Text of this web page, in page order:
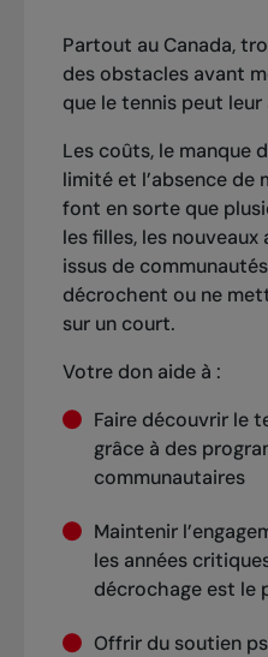
Partout au Canada,
des obstacles avant
que le tennis peut
Les coûts, le manque
limité et l’absence de
font en sorte que
les filles, les
issus de
décrochent ou ne
sur un court.
Votre don aide à :
Faire découvrir le
grâce à des
communautaires
Maintenir
les années
décrochage est le
Offrir du soutien